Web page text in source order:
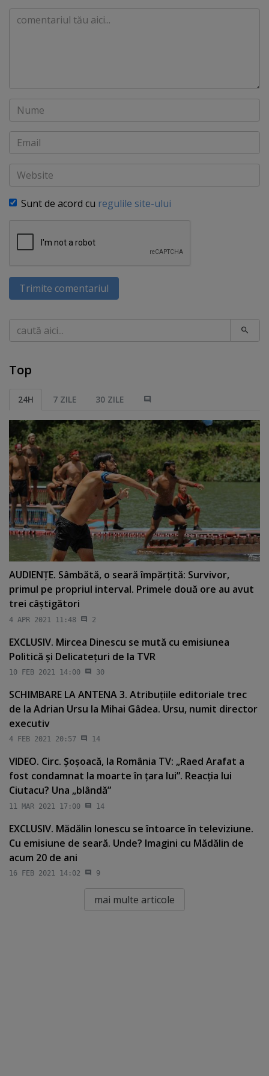
Comentariu
Nume
Email
Website
Sunt de acord cu regulile site-ului
Trimite comentariul
Caută
Top
24H 7 ZILE 30 ZILE
AUDIENŢE. Sâmbătă, o seară împărţită: Survivor,
primul pe propriul interval. Primele două ore au avut
trei câştigători
4 APR 2021 11:48 2
EXCLUSIV. Mircea Dinescu se mută cu emisiunea
Politică şi Delicateţuri de la TVR
10 FEB 2021 14:00 30
SCHIMBARE LA ANTENA 3. Atribuţiile editoriale trec
de la Adrian Ursu la Mihai Gâdea. Ursu, numit director
executiv
4 FEB 2021 20:57 14
VIDEO. Circ. Şoşoacă, la România TV: „Raed Arafat a
fost condamnat la moarte în ţara lui”. Reacţia lui
Ciutacu? Una „blândă”
11 MAR 2021 17:00 14
EXCLUSIV. Mădălin Ionescu se întoarce în televiziune.
Cu emisiune de seară. Unde? Imagini cu Mădălin de
acum 20 de ani
16 FEB 2021 14:02 9
mai multe articole